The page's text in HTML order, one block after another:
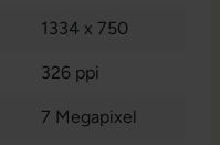
1334 x 750
326 ppi
7 Megapixel